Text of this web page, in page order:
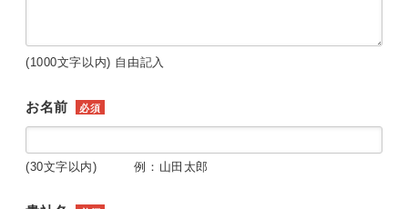
(1000文字以内) 自由記入
お名前 必須
(30文字以内) 例：山田太郎